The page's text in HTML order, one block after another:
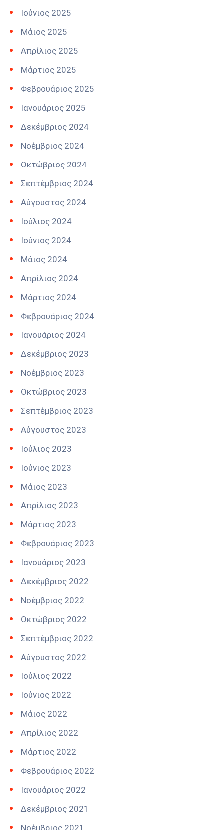
Ιούνιος 2025
Μάιος 2025
Απρίλιος 2025
Μάρτιος 2025
Φεβρουάριος 2025
Ιανουάριος 2025
Δεκέμβριος 2024
Νοέμβριος 2024
Οκτώβριος 2024
Σεπτέμβριος 2024
Αύγουστος 2024
Ιούλιος 2024
Ιούνιος 2024
Μάιος 2024
Απρίλιος 2024
Μάρτιος 2024
Φεβρουάριος 2024
Ιανουάριος 2024
Δεκέμβριος 2023
Νοέμβριος 2023
Οκτώβριος 2023
Σεπτέμβριος 2023
Αύγουστος 2023
Ιούλιος 2023
Ιούνιος 2023
Μάιος 2023
Απρίλιος 2023
Μάρτιος 2023
Φεβρουάριος 2023
Ιανουάριος 2023
Δεκέμβριος 2022
Νοέμβριος 2022
Οκτώβριος 2022
Σεπτέμβριος 2022
Αύγουστος 2022
Ιούλιος 2022
Ιούνιος 2022
Μάιος 2022
Απρίλιος 2022
Μάρτιος 2022
Φεβρουάριος 2022
Ιανουάριος 2022
Δεκέμβριος 2021
Νοέμβριος 2021